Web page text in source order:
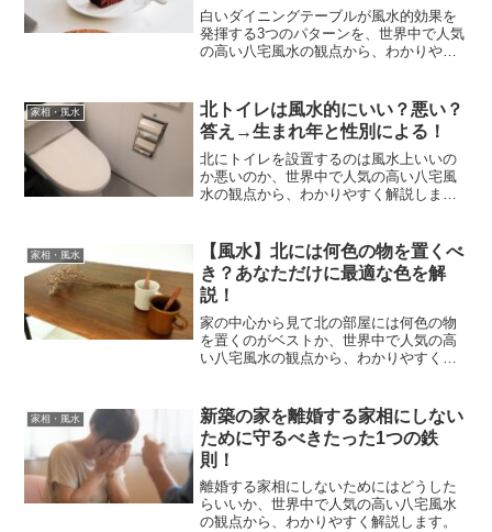
白いダイニングテーブルが風水的効果を
発揮する3つのパターンを、世界中で人気
の高い八宅風水の観点から、わかりやす
家相・風水
北トイレは風水的にいい？悪い？
答え→生まれ年と性別による！
北にトイレを設置するのは風水上いいの
か悪いのか、世界中で人気の高い八宅風
水の観点から、わかりやすく解説しま
家相・風水
【風水】北には何色の物を置くべ
き？あなただけに最適な色を解
説！
家の中心から見て北の部屋には何色の物
を置くのがベストか、世界中で人気の高
い八宅風水の観点から、わかりやすく解
家相・風水
新築の家を離婚する家相にしない
ために守るべきたった1つの鉄
則！
離婚する家相にしないためにはどうした
らいいか、世界中で人気の高い八宅風水
の観点から、わかりやすく解説します。